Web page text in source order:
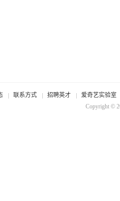
联系方式 招聘英才
爱奇艺实验室
Copyright ©